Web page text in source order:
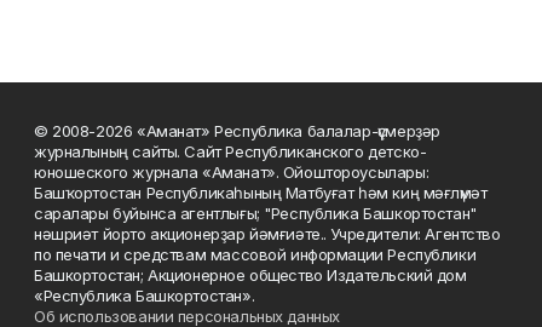
© 2008-2026 «Аманат» Республика балалар-үҫмерҙәр
журналының сайты. Сайт Республиканского детско-
юношеского журнала «Аманат». Ойоштороусылары:
Башҡортостан Республикаһының Матбуғат һәм киң мәғлүмәт
саралары буйынса агентлығы; "Республика Башкортостан"
нәшриәт йорто акционерҙар йәмғиәте.. Учредители: Агентство
по печати и средствам массовой информации Республики
Башкортостан; Акционерное общество Издательский дом
«Республика Башкортостан».
Об использовании персональных данных